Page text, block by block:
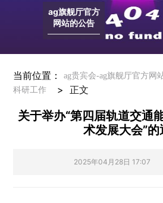
ag旗舰厅官方
网站的公告
当前位置： ag贵宾会-ag旗舰厅官方网
科研工作 > 正文
关于举办“第四届轨道交通
术发展大会”的
2025年04月28日 17:07